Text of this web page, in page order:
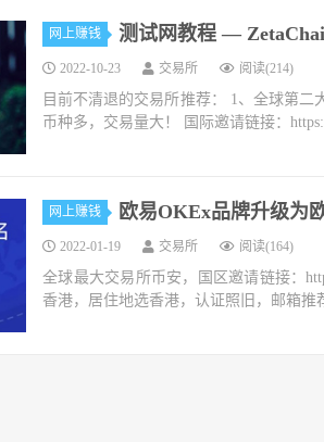
网上赚钱 测试网教程 —
2022-10-23 交易所 阅读(214)
目前不清退的交易所推荐： 1、全球第二
币种多，交易量大！ 国际邀请链接：
网上赚钱 欧易OKEx品牌升级为
2022-01-19 交易所 阅读(164)
全球最大交易所币安，国区邀请链接：
香港，居住地选香港，认证照旧，邮箱推